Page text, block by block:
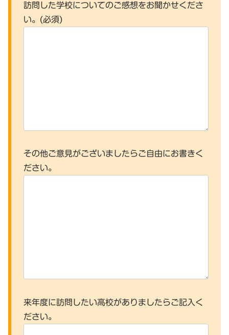
訪問した学校についてのご感想をお聞かせくださ
い。(必須)
その他ご意見がございましたらご自由にお書きく
ださい。
来年度に訪問したい高校がありましたらご記入く
ださい。